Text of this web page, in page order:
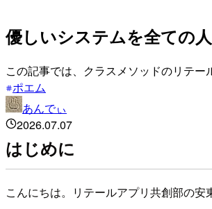
優しいシステムを全ての
この記事では、クラスメソッドのリテ
ポエム
あんでぃ
2026.07.07
はじめに
こんにちは。リテールアプリ共創部の安